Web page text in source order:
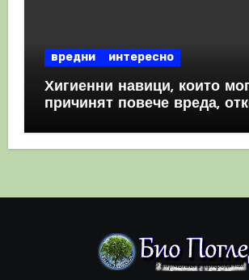
вредни интересно
Хигиенни навици, които
причинят повече вреда,